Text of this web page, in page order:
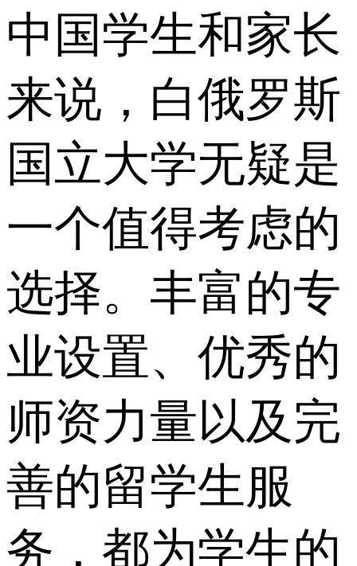
中国学生和家长
来说，白俄罗斯
国立大学无疑是
一个值得考虑的
选择。丰富的专
业设置、优秀的
师资力量以及完
善的留学生服
务，都为学生的